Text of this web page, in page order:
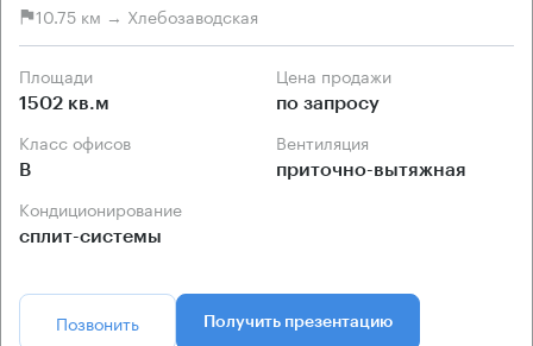
10.75 км → Хлебозаводская
Площади
1502 кв.м
Цена продажи
по запросу
Класс офисов
B
Вентиляция
приточно-вытяжная
Кондиционирование
сплит-системы
Позвонить Получить презентацию